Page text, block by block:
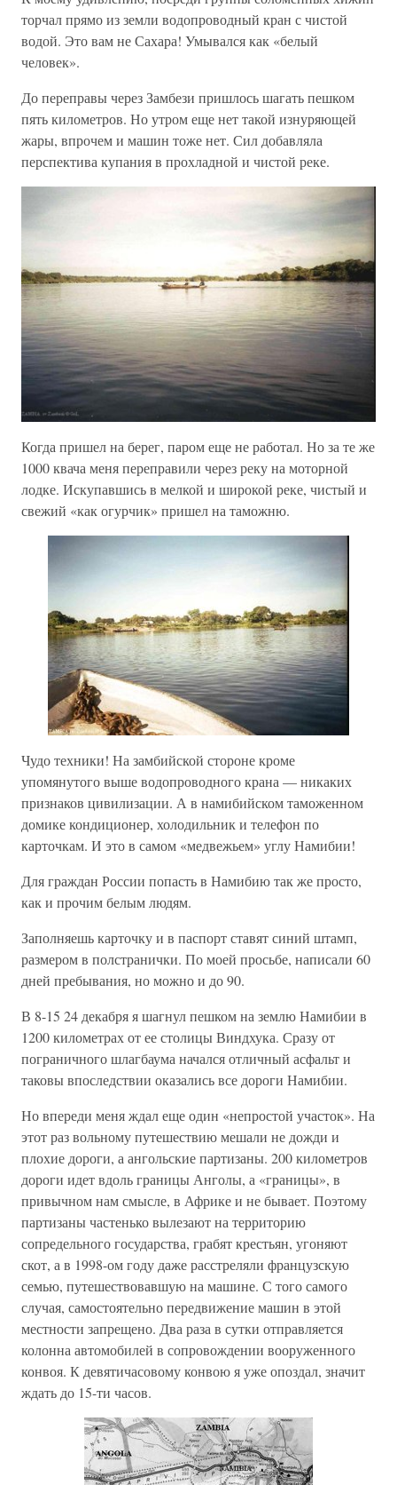
торчал прямо из земли водопроводный кран с чистой
водой. Это вам не Сахара! Умывался как «белый
человек».
До переправы через Замбези пришлось шагать пешком
пять километров. Но утром еще нет такой изнуряющей
жары, впрочем и машин тоже нет. Сил добавляла
перспектива купания в прохладной и чистой реке.
Когда пришел на берег, паром еще не работал. Но за те же
1000 квача меня переправили через реку на моторной
лодке. Искупавшись в мелкой и широкой реке, чистый и
свежий «как огурчик» пришел на таможню.
Чудо техники! На замбийской стороне кроме
упомянутого выше водопроводного крана — никаких
признаков цивилизации. А в намибийском таможенном
домике кондиционер, холодильник и телефон по
карточкам. И это в самом «медвежьем» углу Намибии!
Для граждан России попасть в Намибию так же просто,
как и прочим белым людям.
Заполняешь карточку и в паспорт ставят синий штамп,
размером в полстранички. По моей просьбе, написали 60
дней пребывания, но можно и до 90.
В 8-15 24 декабря я шагнул пешком на землю Намибии в
1200 километрах от ее столицы Виндхука. Сразу от
пограничного шлагбаума начался отличный асфальт и
таковы впоследствии оказались все дороги Намибии.
Но впереди меня ждал еще один «непростой участок». На
этот раз вольному путешествию мешали не дожди и
плохие дороги, а ангольские партизаны. 200 километров
дороги идет вдоль границы Анголы, а «границы», в
привычном нам смысле, в Африке и не бывает. Поэтому
партизаны частенько вылезают на территорию
сопредельного государства, грабят крестьян, угоняют
скот, а в 1998-ом году даже расстреляли французскую
семью, путешествовавшую на машине. С того самого
случая, самостоятельно передвижение машин в этой
местности запрещено. Два раза в сутки отправляется
колонна автомобилей в сопровождении вооруженного
конвоя. К девятичасовому конвою я уже опоздал, значит
ждать до 15-ти часов.